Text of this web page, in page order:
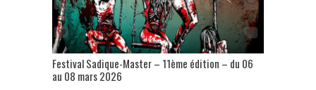
Festival Sadique-Master – 11ème édition – du 06
au 08 mars 2026